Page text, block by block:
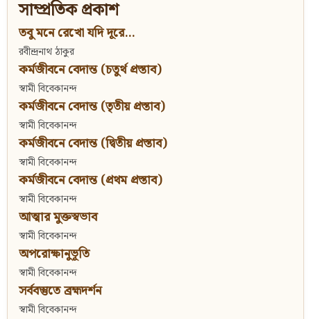
সাম্প্রতিক প্রকাশ
তবু মনে রেখো যদি দূরে...
রবীন্দ্রনাথ ঠাকুর
কর্মজীবনে বেদান্ত (চতুর্থ প্রস্তাব)
স্বামী বিবেকানন্দ
কর্মজীবনে বেদান্ত (তৃতীয় প্রস্তাব)
স্বামী বিবেকানন্দ
কর্মজীবনে বেদান্ত (দ্বিতীয় প্রস্তাব)
স্বামী বিবেকানন্দ
কর্মজীবনে বেদান্ত (প্রথম প্রস্তাব)
স্বামী বিবেকানন্দ
আত্মার মুক্তস্বভাব
স্বামী বিবেকানন্দ
অপরোক্ষানুভূতি
স্বামী বিবেকানন্দ
সর্ববস্তুতে ব্রহ্মদর্শন
স্বামী বিবেকানন্দ